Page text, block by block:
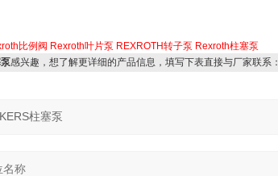
比例阀 Rexroth叶片泵 REXROTH转子泵 Rexroth柱塞泵
感兴趣，想了解更详细的产品信息，填写下表直接与厂家联系：